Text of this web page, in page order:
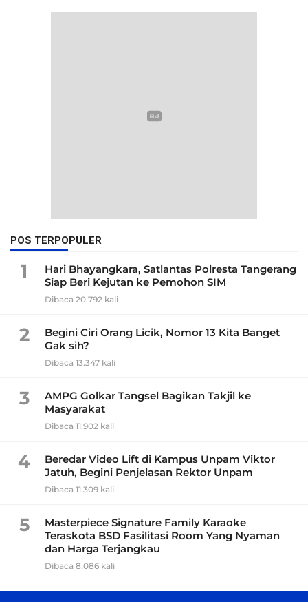
POS TERPOPULER
1
Hari Bhayangkara, Satlantas Polresta Tangerang
Siap Beri Kejutan ke Pemohon SIM
Dibaca 20.792 kali
2
Begini Ciri Orang Licik, Nomor 13 Kita Banget
Gak sih?
Dibaca 13.347 kali
3
AMPG Golkar Tangsel Bagikan Takjil ke
Masyarakat
Dibaca 11.902 kali
4
Beredar Video Lift di Kampus Unpam Viktor
Jatuh, Begini Penjelasan Rektor Unpam
Dibaca 11.309 kali
5
Masterpiece Signature Family Karaoke
Teraskota BSD Fasilitasi Room Yang Nyaman
dan Harga Terjangkau
Dibaca 8.086 kali